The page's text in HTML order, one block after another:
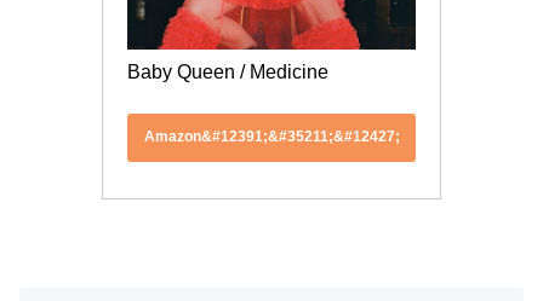
Baby Queen / Medicine
Amazon&#12391;&#35211;&#12427;